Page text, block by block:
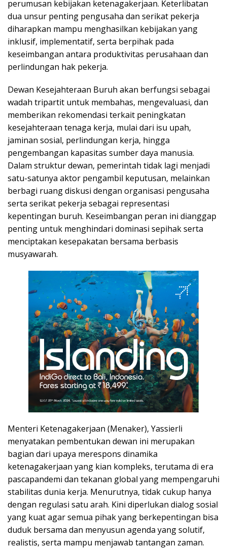
perumusan kebijakan ketenagakerjaan. Keterlibatan
dua unsur penting pengusaha dan serikat pekerja
diharapkan mampu menghasilkan kebijakan yang
inklusif, implementatif, serta berpihak pada
keseimbangan antara produktivitas perusahaan dan
perlindungan hak pekerja.
Dewan Kesejahteraan Buruh akan berfungsi sebagai
wadah tripartit untuk membahas, mengevaluasi, dan
memberikan rekomendasi terkait peningkatan
kesejahteraan tenaga kerja, mulai dari isu upah,
jaminan sosial, perlindungan kerja, hingga
pengembangan kapasitas sumber daya manusia.
Dalam struktur dewan, pemerintah tidak lagi menjadi
satu-satunya aktor pengambil keputusan, melainkan
berbagi ruang diskusi dengan organisasi pengusaha
serta serikat pekerja sebagai representasi
kepentingan buruh. Keseimbangan peran ini dianggap
penting untuk menghindari dominasi sepihak serta
menciptakan kesepakatan bersama berbasis
musyawarah.
Menteri Ketenagakerjaan (Menaker), Yassierli
menyatakan pembentukan dewan ini merupakan
bagian dari upaya merespons dinamika
ketenagakerjaan yang kian kompleks, terutama di era
pascapandemi dan tekanan global yang mempengaruhi
stabilitas dunia kerja. Menurutnya, tidak cukup hanya
dengan regulasi satu arah. Kini diperlukan dialog sosial
yang kuat agar semua pihak yang berkepentingan bisa
duduk bersama dan menyusun agenda yang solutif,
realistis, serta mampu menjawab tantangan zaman.